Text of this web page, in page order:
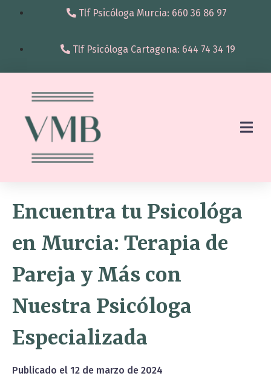
Tlf Psicóloga Murcia: 660 36 86 97
Tlf Psicóloga Cartagena: 644 74 34 19
Encuentra tu Psicológa
en Murcia: Terapia de
Pareja y Más con
Nuestra Psicóloga
Especializada
Publicado el 12 de marzo de 2024